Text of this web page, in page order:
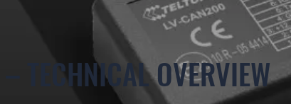
TECHNICAL OVERVIEW